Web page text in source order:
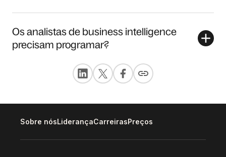
Os analistas de business intelligence
precisam programar?
Sobre nósLiderançaCarreirasPreços